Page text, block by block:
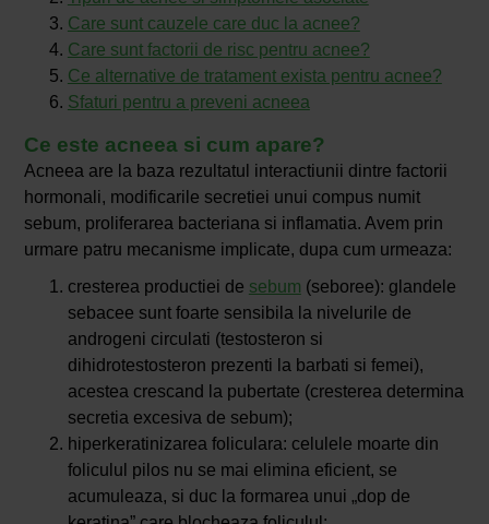
Care sunt cauzele care duc la acnee?
Care sunt factorii de risc pentru acnee?
Ce alternative de tratament exista pentru acnee?
Sfaturi pentru a preveni acneea
Ce este acneea si cum apare?
Acneea are la baza rezultatul interactiunii dintre factorii
hormonali, modificarile secretiei unui compus numit
sebum, proliferarea bacteriana si inflamatia. Avem prin
urmare patru mecanisme implicate, dupa cum urmeaza:
cresterea productiei de sebum (seboree): glandele
sebacee sunt foarte sensibila la nivelurile de
androgeni circulati (testosteron si
dihidrotestosteron prezenti la barbati si femei),
acestea crescand la pubertate (cresterea determina
secretia excesiva de sebum);
hiperkeratinizarea foliculara: celulele moarte din
foliculul pilos nu se mai elimina eficient, se
acumuleaza, si duc la formarea unui „dop de